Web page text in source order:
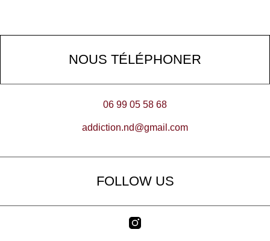
NOUS TÉLÉPHONER
06 99 05 58 68
addiction.nd@gmail.com
FOLLOW US